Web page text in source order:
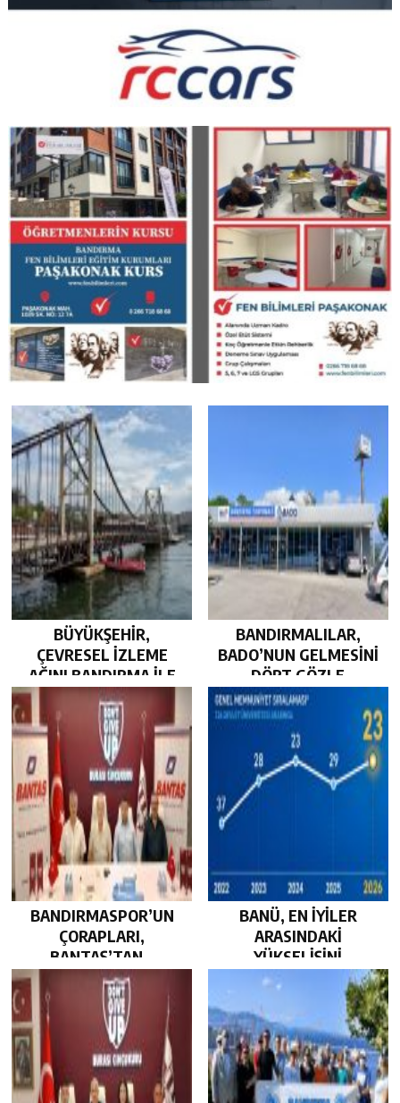
BÜYÜKŞEHİR,
ÇEVRESEL İZLEME
AĞINI BANDIRMA İLE
GÜÇLENDİRDİ…
BANDIRMALILAR,
BADO’NUN GELMESİNİ
DÖRT GÖZLE
BEKLİYOR…
BANDIRMASPOR’UN
ÇORAPLARI,
BANTAŞ’TAN…
BANÜ, EN İYİLER
ARASINDAKİ
YÜKSELİŞİNİ
SÜRDÜRDÜ…